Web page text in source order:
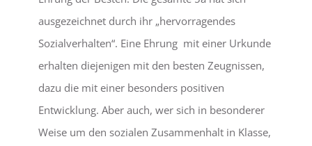
ausgezeichnet durch ihr „hervorragendes
Sozialverhalten“. Eine Ehrung mit einer Urkunde
erhalten diejenigen mit den besten Zeugnissen,
dazu die mit einer besonders positiven
Entwicklung. Aber auch, wer sich in besonderer
Weise um den sozialen Zusammenhalt in Klasse,